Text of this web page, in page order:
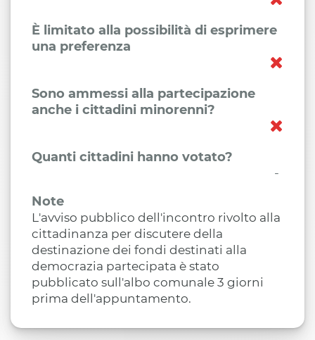
È limitato alla possibilità di esprimere
una preferenza
Sono ammessi alla partecipazione
anche i cittadini minorenni?
Quanti cittadini hanno votato?
-
Note
L'avviso pubblico dell'incontro rivolto alla
cittadinanza per discutere della
destinazione dei fondi destinati alla
democrazia partecipata è stato
pubblicato sull'albo comunale 3 giorni
prima dell'appuntamento.